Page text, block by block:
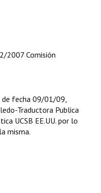
Comisión
fecha 09/01/09,
Traductora Publica
UCSB EE.UU. por lo
misma.